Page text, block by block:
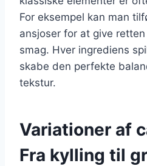
For eksempel kan man
ansjoser for at give
smag. Hver ingrediens
skabe den perfekte
tekstur.
Variationer af
Fra kylling til